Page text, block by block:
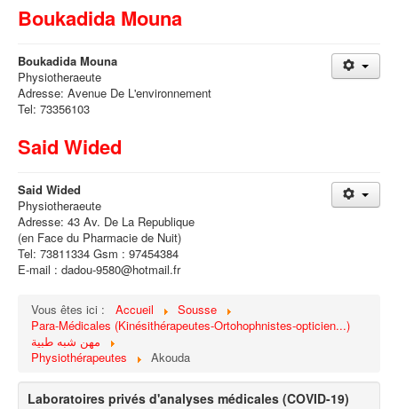
Boukadida Mouna
Boukadida Mouna
Physiotheraeute
Adresse: Avenue De L'environnement
Tel: 73356103
Said Wided
Said Wided
Physiotheraeute
Adresse: 43 Av. De La Republique
(en Face du Pharmacie de Nuit)
Tel: 73811334 Gsm : 97454384
E-mail : dadou-9580@hotmail.fr
Vous êtes ici : Accueil
Sousse
Para-Médicales (Kinésithérapeutes-Ortohophnistes-opticien...)
مهن شبه طبية
Physiothérapeutes
Akouda
Laboratoires privés d'analyses médicales (COVID-19)